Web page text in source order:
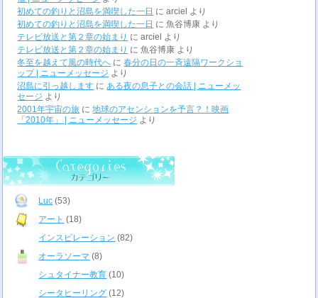
初めての釣りと沼島を満喫した一日 にarciel
より
初めての釣りと沼島を満喫した一日 に魚谷博康 より
テレビ放送と第２章の始まり にarciel
より
テレビ放送と第２章の始まり に魚谷博康 より
冬至を越えて風の時代へ に春分の日の一斉遠隔ワークショ
ップ | ニューメッセージ より
沼島に引っ越します に ある夜の息子との会話 | ニューメッ
セージ より
2001年宇宙の旅 に地球のアセンションを予言？！映画
「2010年」 | ニューメッセージ より
Luc (53)
アート (18)
インスピレーション (82)
オーラソーマ (8)
シュタイナー教育 (10)
シータヒーリング (12)